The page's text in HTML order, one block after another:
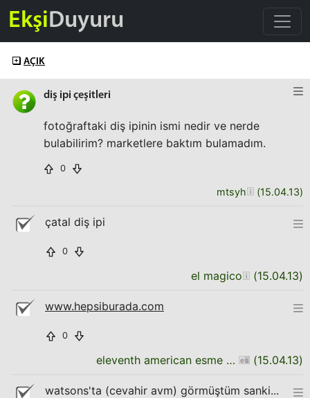
EkşiDuyuru
AÇIK
diş ipi çeşitleri
fotoğraftaki diş ipinin ismi nedir ve nerde
bulabilirim? marketlere baktım bulamadım.
0
mtsyh (15.04.13)
çatal diş ipi
0
el magico (15.04.13)
www.hepsiburada.com
0
eleventh american esme has met (15.04.13)
watsons'ta (cevahir avm) görmüştüm sanki...